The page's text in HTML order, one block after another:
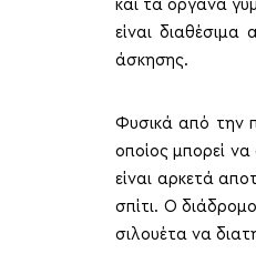
και τα όργανα
είναι
άσκησης.
Φυσικά από την
οποίος μπορεί
είναι αρκετά
σπίτι. Ο
σιλουέτα να